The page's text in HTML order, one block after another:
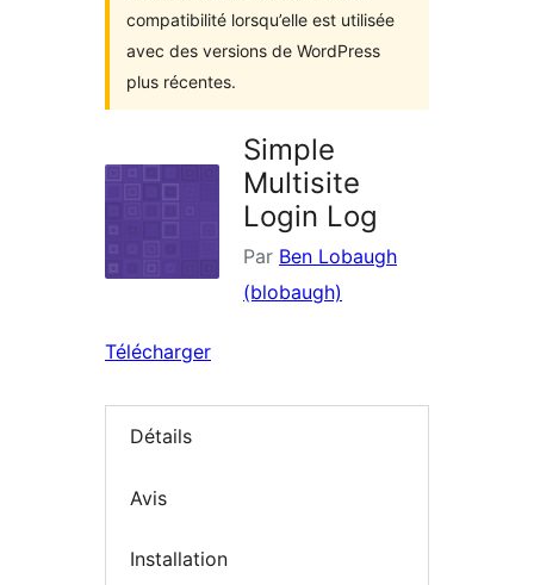
compatibilité lorsqu’elle est utilisée
avec des versions de WordPress
plus récentes.
Simple
Multisite
Login Log
Par Ben Lobaugh
(blobaugh)
Télécharger
Détails
Avis
Installation